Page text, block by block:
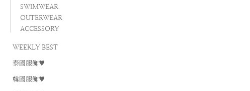
SWIMWEAR
OUTERWEAR
ACCESSORY
WEEKLY BEST
泰國服飾♥
韓國服飾♥